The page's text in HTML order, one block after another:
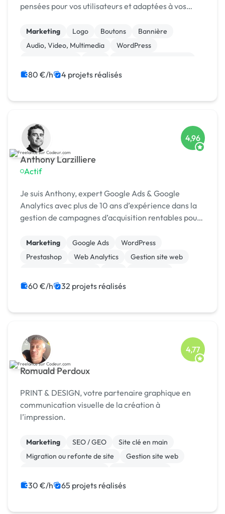
pensées pour vos utilisateurs et adaptées à vos
Marketing Logo Boutons
Bannière
Audio, Video, Multimedia
WordPress
Migration ou refonte de site
80 €/h 4 projets réalisés
Anthony Larzilliere
Actif
4,96
Je suis Anthony, expert Google Ads & Google
Analytics avec plus de 10 ans d’expérience dans la
gestion de campagnes d’acquisition rentables pour
qualifiés.
Marketing Google Ads
WordPress
Prestashop
Web Analytics
Gestion site web
Landing page
60 €/h 32 projets réalisés
Romuald Perdoux
4,77
PRINT & DESIGN, votre partenaire graphique en
communication visuelle de la création à
l’impression.
Marketing SEO / GEO
Site clé en main
Migration ou refonte de site
Gestion site web
Système de paiement
Paypal
30 €/h 65 projets réalisés